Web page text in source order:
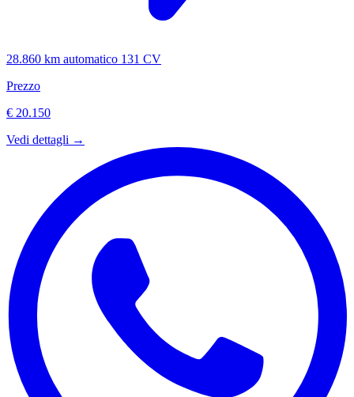
28.860 km automatico 131 CV
Prezzo
€ 20.150
Vedi dettagli →